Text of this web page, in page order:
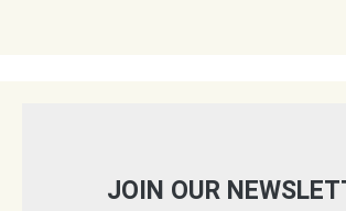
JOIN OUR